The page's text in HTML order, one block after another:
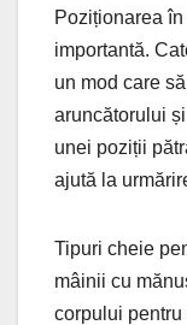
Poziționarea
importantă.
un mod care
aruncătorului
unei poziții
ajută la
Tipuri cheie
mâinii cu
corpului